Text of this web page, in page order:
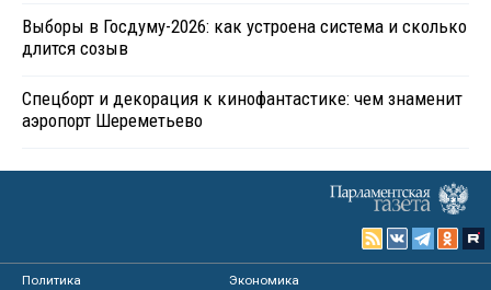
Выборы в Госдуму-2026: как устроена система и сколько
длится созыв
Спецборт и декорация к кинофантастике: чем знаменит
аэропорт Шереметьево
Политика
Экономика